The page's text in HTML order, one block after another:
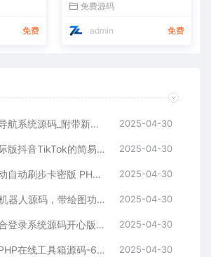
免费
免费源码
admin 免费
新版运营级技术导航系统源码_附带新秀导航全站数据 2025-04-30
支持国内直连国际版抖音TikTok的简易程序 ProxiTok 2025-04-30
急速暴走小米运动自动刷步卡密版 PHP 源码 2025-04-30
ChaGPT AI智能机器人源码，带绘图功能，拥有卡密功能 带视频教程 2025-04-30
【亲测】彩虹聚合登录系统源码开心版 一站式社会化账号登录系统 2025-04-30
最新版全功能版PHP在线工具箱源码-66toolkit v16.0.0 2025-04-30